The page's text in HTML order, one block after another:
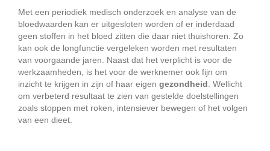
Met een periodiek medisch onderzoek en analyse van de
bloedwaarden kan er uitgesloten worden of er inderdaad
geen stoffen in het bloed zitten die daar niet thuishoren. Zo
kan ook de longfunctie vergeleken worden met resultaten
van voorgaande jaren. Naast dat het verplicht is voor de
werkzaamheden, is het voor de werknemer ook fijn om
inzicht te krijgen in zijn of haar eigen gezondheid. Wellicht
om verbeterd resultaat te zien van gestelde doelstellingen
zoals stoppen met roken, intensiever bewegen of het volgen
van een dieet.